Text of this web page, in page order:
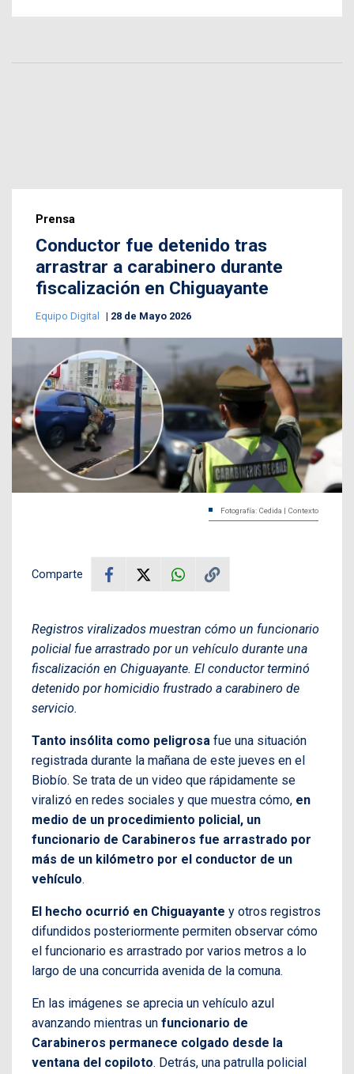
Prensa
Conductor fue detenido tras
arrastrar a carabinero durante
fiscalización en Chiguayante
Equipo Digital 28 de Mayo 2026
Fotografía: Cedida | Contexto
Comparte
Registros viralizados muestran cómo un funcionario
policial fue arrastrado por un vehículo durante una
fiscalización en Chiguayante. El conductor terminó
detenido por homicidio frustrado a carabinero de
servicio.
Tanto insólita como peligrosa fue una situación
registrada durante la mañana de este jueves en el
Biobío. Se trata de un video que rápidamente se
viralizó en redes sociales y que muestra cómo, en
medio de un procedimiento policial, un
funcionario de Carabineros fue arrastrado por
más de un kilómetro por el conductor de un
vehículo.
El hecho ocurrió en Chiguayante y otros registros
difundidos posteriormente permiten observar cómo
el funcionario es arrastrado por varios metros a lo
largo de una concurrida avenida de la comuna.
En las imágenes se aprecia un vehículo azul
avanzando mientras un funcionario de
Carabineros permanece colgado desde la
ventana del copiloto. Detrás, una patrulla policial